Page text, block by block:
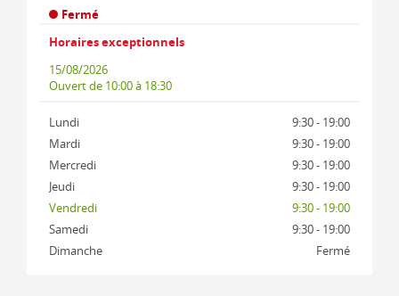
Fermé
Horaires exceptionnels
15/08/2026
Ouvertde 10:00 à 18:30
Lundi
9:30 - 19:00
Mardi
9:30 - 19:00
Mercredi
9:30 - 19:00
Jeudi
9:30 - 19:00
Vendredi
9:30 - 19:00
Samedi
9:30 - 19:00
Dimanche
Fermé